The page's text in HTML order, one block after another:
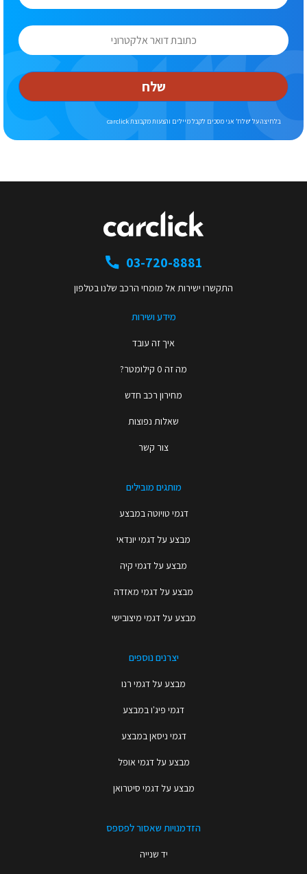
שלח
בלחיצה על ‘שלח’ אני מסכים לקבל מיילים והצעות מקבוצת carclick
מידע ושירות
איך זה עובד
מה זה 0 קילומטר?
מחירון רכב חדש
שאלות נפוצות
צור קשר
מותגים מובילים
דגמי טויוטה במבצע
מבצע על דגמי יונדאי
מבצע על דגמי קיה
מבצע על דגמי מאזדה
מבצע על דגמי מיצובישי
יצרנים נוספים
מבצע על דגמי רנו
דגמי פיג'ו במבצע
דגמי ניסאן במבצע
מבצע על דגמי אופל
מבצע על דגמי סיטרואן
הזדמנויות שאסור לפספס
יד שנייה
03-720-8881
התקשרו ישירות אל מומחי הרכב שלנו בטלפון